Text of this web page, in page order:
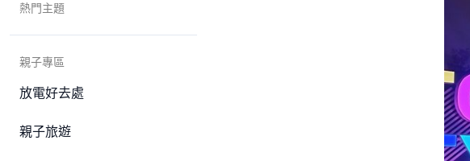
熱門主題
親子專區
放電好去處
親子旅遊